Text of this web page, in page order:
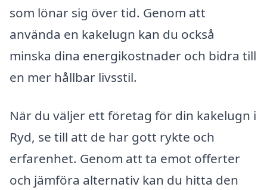
som lönar sig över tid. Genom att
använda en kakelugn kan du också
minska dina energikostnader och bidra till
en mer hållbar livsstil.
När du väljer ett företag för din kakelugn i
Ryd, se till att de har gott rykte och
erfarenhet. Genom att ta emot offerter
och jämföra alternativ kan du hitta den